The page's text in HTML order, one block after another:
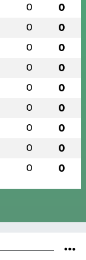
0 0
0 0
0 0
0 0
0 0
0 0
0 0
0 0
0 0